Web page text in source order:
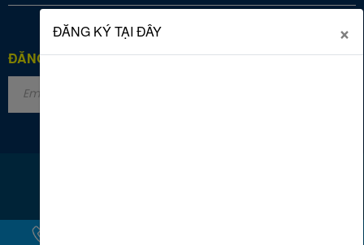
ĐĂNG KÝ NHẬN TIN
ĐĂNG KÝ TẠI ĐÂY ×